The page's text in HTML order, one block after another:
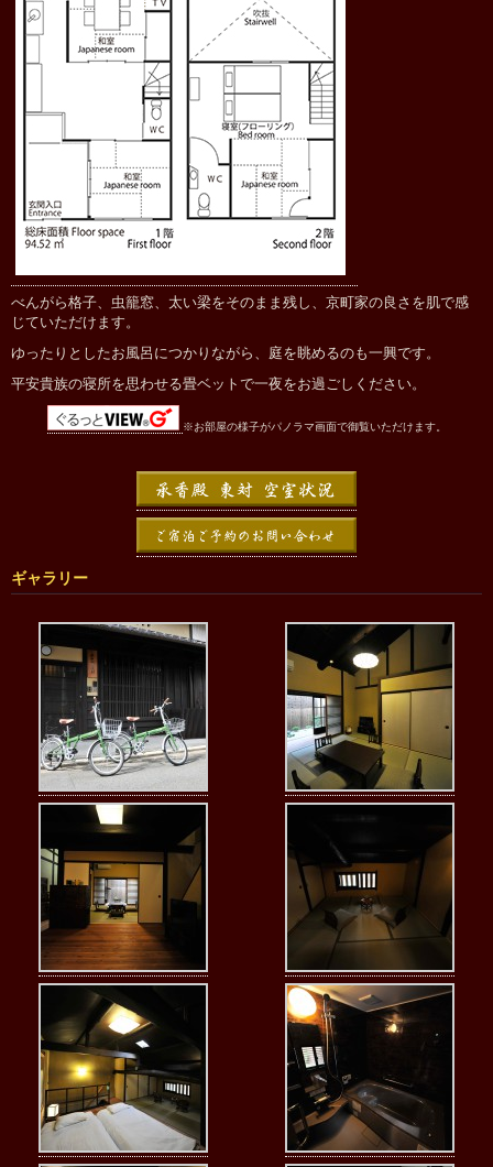
べんがら格子、虫籠窓、太い梁をそのまま残し、京町家の良さを肌で感
じていただけます。
ゆったりとしたお風呂につかりながら、庭を眺めるのも一興です。
平安貴族の寝所を思わせる畳ベットで一夜をお過ごしください。
※お部屋の様子がパノラマ画面で御覧いただけます。
ギャラリー